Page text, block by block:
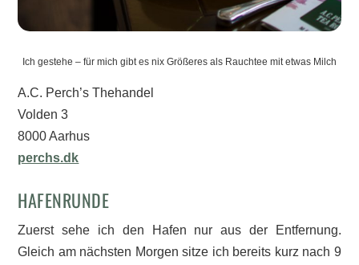
Ich gestehe – für mich gibt es nix Größeres als Rauchtee mit etwas Milch
A.C. Perch’s Thehandel
Volden 3
8000 Aarhus
perchs.dk
HAFENRUNDE
Zuerst sehe ich den Hafen nur aus der Entfernung.
Gleich am nächsten Morgen sitze ich bereits kurz nach 9